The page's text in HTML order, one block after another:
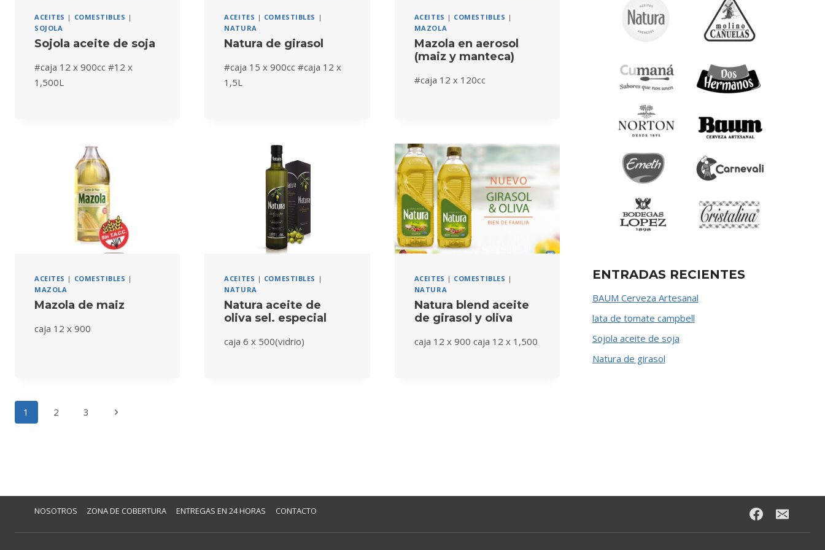
ACEITES | COMESTIBLES |
SOJOLA
Sojola aceite de soja
#caja 12 x 900cc #12 x
1,500L
ACEITES | COMESTIBLES |
NATURA
Natura de girasol
#caja 15 x 900cc #caja 12 x
1,5L
ACEITES | COMESTIBLES |
MAZOLA
Mazola en aerosol
(maiz y manteca)
#caja 12 x 120cc
ACEITES | COMESTIBLES |
MAZOLA
Mazola de maiz
caja 12 x 900
ACEITES | COMESTIBLES |
NATURA
Natura aceite de
oliva sel. especial
caja 6 x 500(vidrio)
ACEITES | COMESTIBLES |
NATURA
Natura blend aceite
de girasol y oliva
caja 12 x 900 caja 12 x 1,500
Navegación
de
1 2 3
Siguiente
ENTRADAS RECIENTES
BAUM Cerveza Artesanal
lata de tomate campbell
Sojola aceite de soja
Natura de girasol
NOSOTROS ZONA DE COBERTURA ENTREGAS EN 24 HORAS CONTACTO